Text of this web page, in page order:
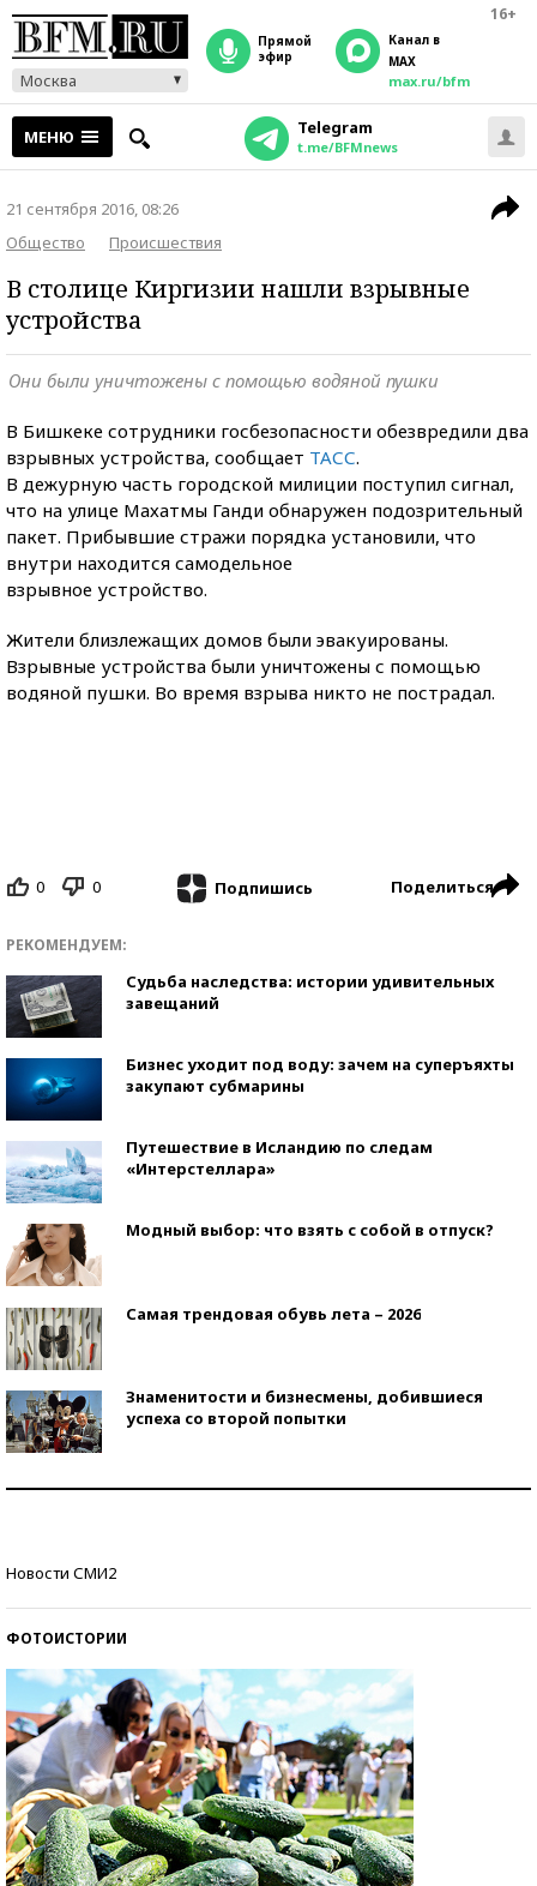
16+
Москва
прямой
эфир
Канал в
MAX
max.ru/bfm
МЕНЮ Telegram
t.me/BFMnews
21 сентября 2016, 08:26
Общество
Происшествия
В столице Киргизии нашли взрывные
устройства
Они были уничтожены с помощью водяной пушки
В Бишкеке сотрудники госбезопасности обезвредили два
взрывных устройства, сообщает ТАСС.
В дежурную часть городской милиции поступил сигнал,
что на улице Махатмы Ганди обнаружен подозрительный
пакет. Прибывшие стражи порядка установили, что
внутри находится самодельное
взрывное устройство.
Жители близлежащих домов были эвакуированы.
Взрывные устройства были уничтожены с помощью
водяной пушки. Во время взрыва никто не пострадал.
0 0 Подпишись Поделиться
РЕКОМЕНДУЕМ:
Судьба наследства: истории удивительных
завещаний
Бизнес уходит под воду: зачем на суперъяхты
закупают субмарины
Путешествие в Исландию по следам
«Интерстеллара»
Модный выбор: что взять с собой в отпуск?
Самая трендовая обувь лета – 2026
Знаменитости и бизнесмены, добившиеся
успеха со второй попытки
Новости СМИ2
ФОТОИСТОРИИ